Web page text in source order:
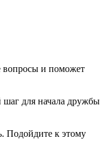
вопросы и поможет
для начала дружбы
Подойдите к этому